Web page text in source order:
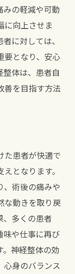
みの軽減や可動
に向上させま
に対しては、
要となり、安心
整体は、患者自
善を目指す方法
た患者が快適で
となります。
、術後の痛みや
な動きを取り戻
、多くの患者
味や仕事に再び
神経整体の効
心身のバランス